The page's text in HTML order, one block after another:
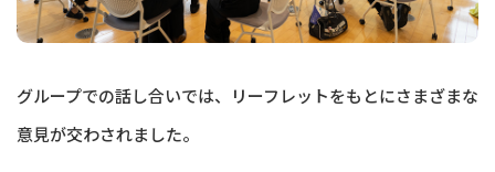
グループでの話し合いでは、リーフレットをもとにさまざまな
意見が交わされました。